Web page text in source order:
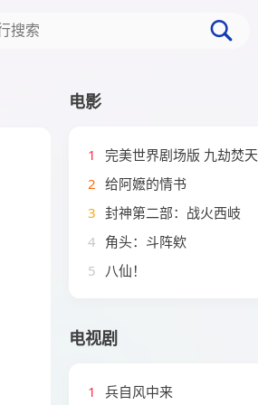
电影
1
完美世界剧场版 九劫焚天
2 给阿嬷的情书
3 封神第二部：战火西岐
4 角头：斗阵欸
5 八仙！
电视剧
1 兵自风中来